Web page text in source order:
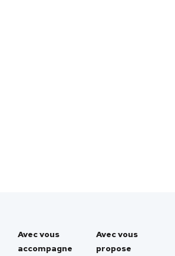
Avec vous
accompagne
Avec vous
propose